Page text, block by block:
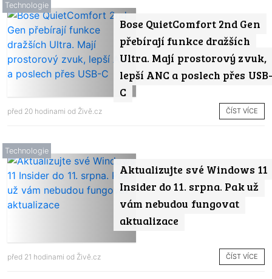
Bose QuietComfort 2nd Gen
přebírají funkce dražších
Ultra. Mají prostorový zvuk,
lepší ANC a poslech přes USB-
C
Technologie
před 20 hodinami od Živě.cz ČÍST VÍCE
Aktualizujte své Windows 11
Insider do 11. srpna. Pak už
vám nebudou fungovat
aktualizace
Technologie
před 21 hodinami od Živě.cz ČÍST VÍCE